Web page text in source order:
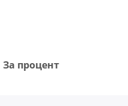
За процент